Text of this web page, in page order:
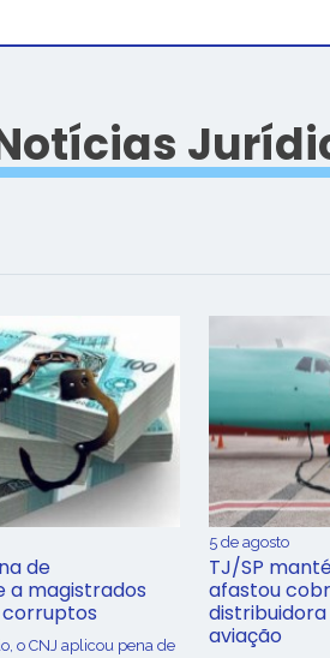
de
a magistrados
o CNJ aplicou pena de
5 de agosto
TJ/SP
afastou
aviação